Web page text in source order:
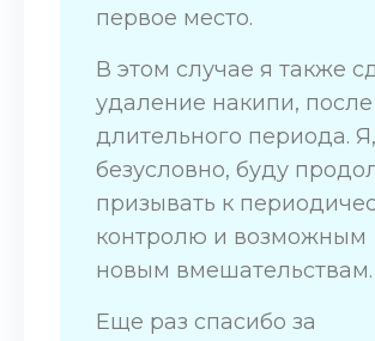
первое место.
В этом случае я также
удаление накипи, после
длительного периода. Я,
безусловно, буду
призывать к
контролю и возможным
новым вмешательствам.
Еще раз спасибо за